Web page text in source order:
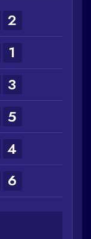
2
1
3
5
4
6